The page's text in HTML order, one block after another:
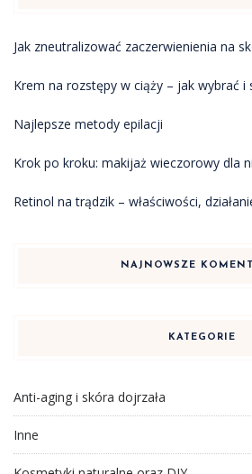
Jak zneutralizować zaczerwienienia na
Krem na rozstępy w ciąży – jak wybrać i
Najlepsze metody epilacji
Krok po kroku: makijaż wieczorowy dla
Retinol na trądzik – właściwości,
NAJNOWSZE
KATEGORIE
Anti-aging i skóra dojrzała
Inne